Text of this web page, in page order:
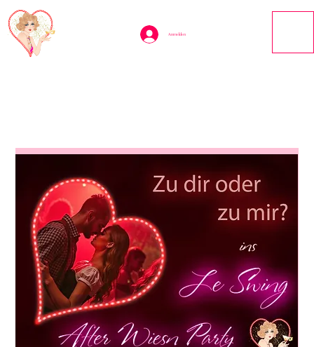
Anmelden